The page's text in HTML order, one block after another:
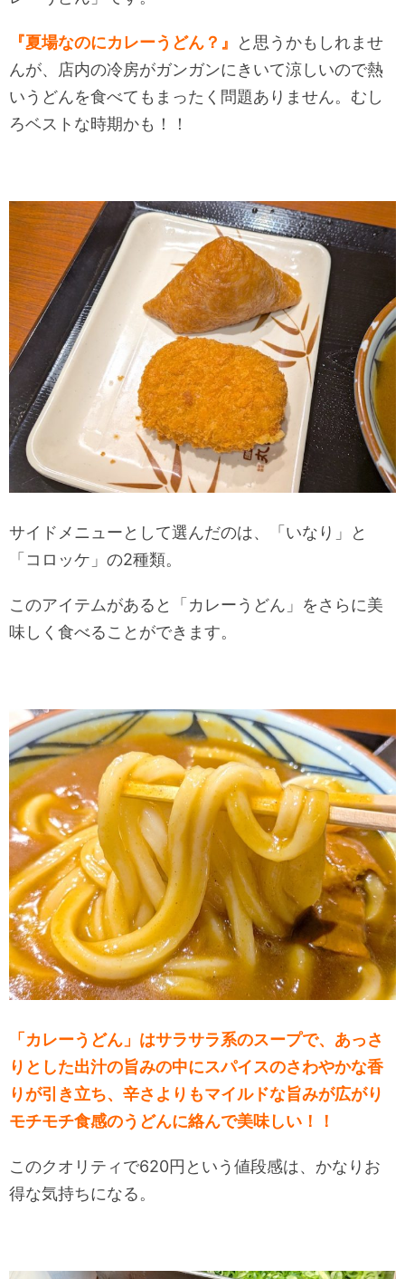
『夏場なのにカレーうどん？』
と思うかもしれませ
んが、店内の冷房がガンガンにきいて涼しいので熱
いうどんを食べてもまったく問題ありません。むし
ろベストな時期かも！！
サイドメニューとして選んだのは、「いなり」と
「コロッケ」の2種類。
このアイテムがあると「カレーうどん」をさらに美
味しく食べることができます。
「カレーうどん」はサラサラ系のスープで、あっさ
りとした出汁の旨みの中にスパイスのさわやかな香
りが引き立ち、辛さよりもマイルドな旨みが広がり
モチモチ食感のうどんに絡んで美味しい！！
このクオリティで620円という値段感は、かなりお
得な気持ちになる。